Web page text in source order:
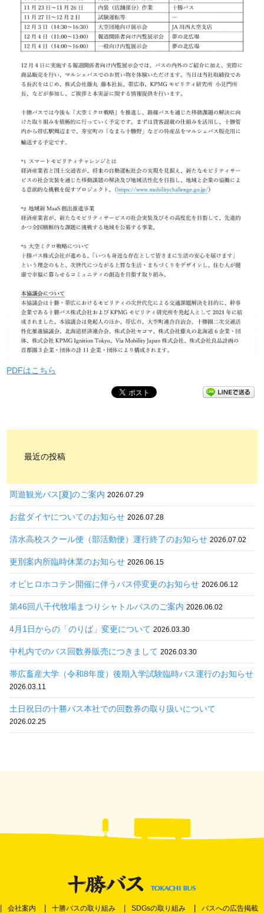
PDFはこちら
最近の投稿
周遊観光バス[夏]のご案内 2026.07.29
お盆ダイヤについてのお知らせ 2026.07.28
清水高校スクール便（部活動便）運行終了のお知らせ 2026.07.02
更別案内所臨時休業のお知らせ 2026.06.15
オビヒロホコテン開催に伴うバス停変更のお知らせ 2026.06.12
第46回八千代牧場まつりシャトルバスのご案内 2026.06.02
4月1日からの「のりば」変更について 2026.03.30
中札内でのバス回数券販売につきまして 2026.03.30
帯広畜産大学（令和8年度）後期入学試験臨時バス運行のお知らせ
2026.03.11
土日祝日の十勝バス本社での回数券の取り扱いについて
2026.02.25
会社案内 十勝バスの取り組み SDGsの取り組み バスへの広告掲載